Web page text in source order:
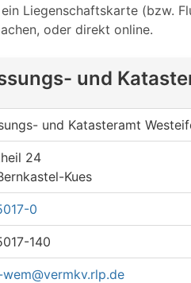
Liegenschaftskarte (bzw.
oder direkt online.
und
und Katasteramt
24
Kues
0
140